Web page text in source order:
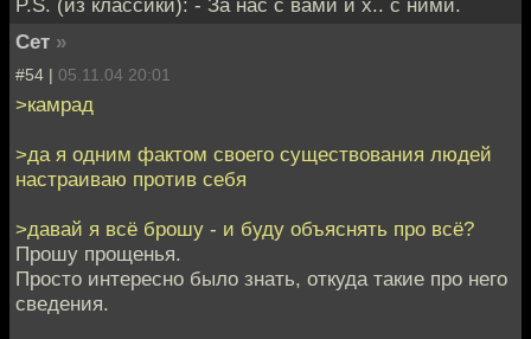
Сет »
#54 | 05.11.04 20:01
>камрад
>да я одним фактом своего существования людей
настраиваю против себя
>давай я всё брошу - и буду объяснять про всё?
Прошу прощенья.
Просто интересно было знать, откуда такие про него
сведения.